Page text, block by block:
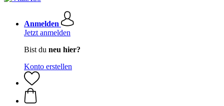
Anmelden
Jetzt anmelden
Bist du neu hier?
Konto erstellen